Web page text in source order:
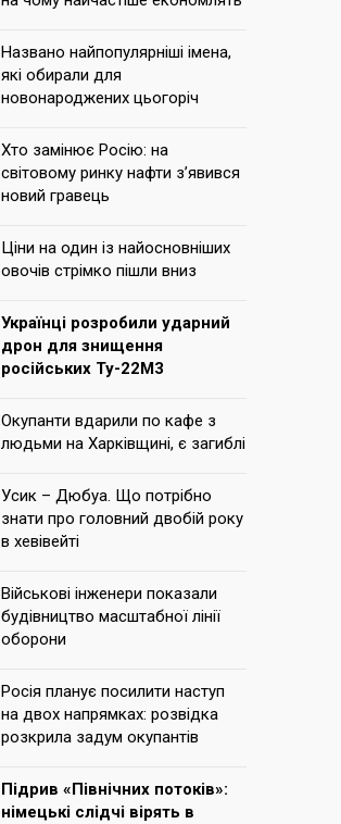
Названо найпопулярніші імена,
які обирали для
новонароджених цьогоріч
Хто замінює Росію: на
світовому ринку нафти з’явився
новий гравець
Ціни на один із найосновніших
овочів стрімко пішли вниз
Українці розробили ударний
дрон для знищення
російських Ту-22М3
Окупанти вдарили по кафе з
людьми на Харківщині, є загиблі
Усик – Дюбуа. Що потрібно
знати про головний двобій року
в хевівейті
Військові інженери показали
будівництво масштабної лінії
оборони
Росія планує посилити наступ
на двох напрямках: розвідка
розкрила задум окупантів
Підрив «Північних потоків»:
німецькі слідчі вірять в